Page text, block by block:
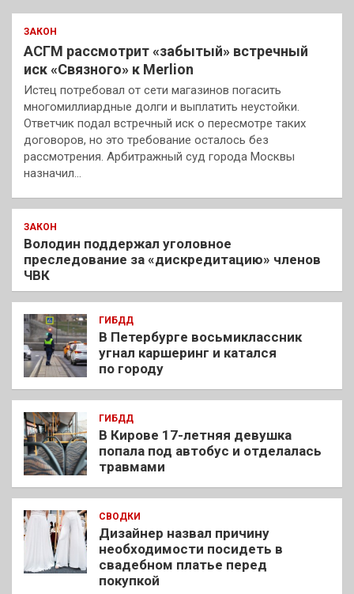
ЗАКОН
АСГМ рассмотрит «забытый» встречный
иск «Связного» к Merlion
Истец потребовал от сети магазинов погасить
многомиллиардные долги и выплатить неустойки.
Ответчик подал встречный иск о пересмотре таких
договоров, но это требование осталось без
рассмотрения. Арбитражный суд города Москвы
назначил…
ЗАКОН
Володин поддержал уголовное
преследование за «дискредитацию» членов
ЧВК
ГИБДД
В Петербурге восьмиклассник
угнал каршеринг и катался
по городу
ГИБДД
В Кирове 17-летняя девушка
попала под автобус и отделалась
травмами
СВОДКИ
Дизайнер назвал причину
необходимости посидеть в
свадебном платье перед
покупкой